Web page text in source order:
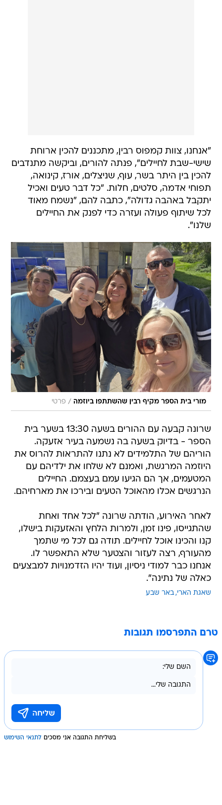
"אנחנו, צוות קמפוס רבין, מתכננים להכין ארוחת
שישי-שבת לחיילים", פנתה להורים, וביקשה מתנדבים
להכין בין היתר בשר, עוף, שניצלים, אורז, קינואה,
תפוחי אדמה, סלטים, חלות. "כל דבר טעים ואכיל
יתקבל באהבה גדולה", כתבה להם, "נשמח מאוד
לכל שיתוף פעולה ועזרה כדי לפנק את החיילים
שלנו".
מורי בית הספר מקיף רבין שהשתתפו ביוזמה / פרטי
שרונה קבעה עם ההורים בשעה 13:30 בשער בית
הספר - בדיוק בשעה בה נשמעה בעיר אזעקה.
הוריהם של התלמידים לא נתנו להתראות להרוס את
היוזמה המרגשת, ואמנם לא שלחו את ילדיהם עם
המטעמים, אך הם הגיעו עמם בעצמם. החיילים
הנרגשים אכלו מהאוכל הטעים ובירכו את מארחיהם.
לאחר האירוע, הודתה שרונה "לכל אחד ואחת
שהתגייסו, פינו זמן, ולמרות הלחץ והאזעקות בישלו,
קנו והכינו אוכל לחיילים. תודה גם לכל מי שתמך
מהעורף, רצה לעזור והצטער שלא התאפשר לו.
אנחנו כבר למודי ניסיון, ועוד יהיו הזדמנויות למבצעים
כאלה של נתינה".
שאגת הארי באר שבע
טרם התפרסמו תגובות
בשליחת התגובה אני מסכים לתנאי השימוש